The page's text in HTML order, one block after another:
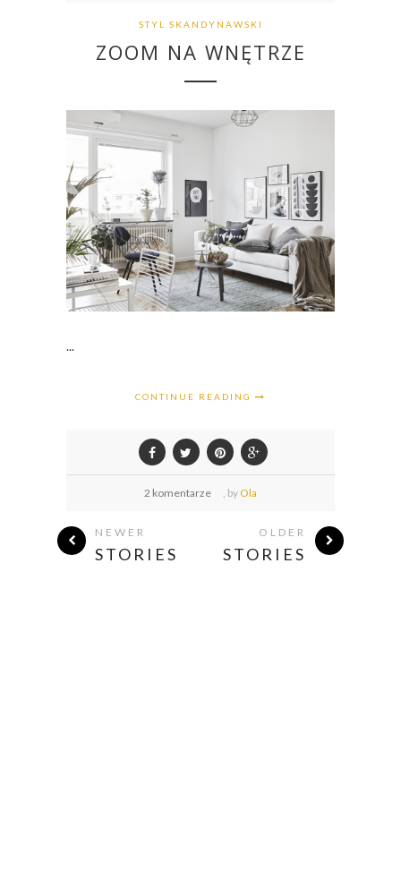
STYL SKANDYNAWSKI
ZOOM NA WNĘTRZE
...
CONTINUE READING
2 komentarze , by Ola
NEWER
STORIES
OLDER
STORIES